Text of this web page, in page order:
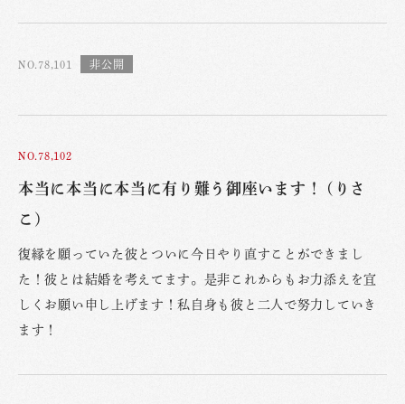
NO.78,101
NO.78,102
本当に本当に本当に有り難う御座います！ (りさ
こ)
復縁を願っていた彼とついに今日やり直すことができまし
た！彼とは結婚を考えてます。是非これからもお力添えを宜
しくお願い申し上げます！私自身も彼と二人で努力していき
ます！